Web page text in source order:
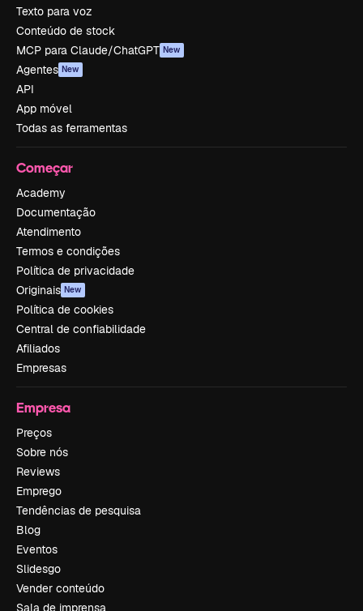
Texto para voz
Conteúdo de stock
MCP para Claude/ChatGPT New
Agentes New
API
App móvel
Todas as ferramentas
Começar
Academy
Documentação
Atendimento
Termos e condições
Política de privacidade
Originais New
Política de cookies
Central de confiabilidade
Afiliados
Empresas
Empresa
Preços
Sobre nós
Reviews
Emprego
Tendências de pesquisa
Blog
Eventos
Slidesgo
Vender conteúdo
Sala de imprensa